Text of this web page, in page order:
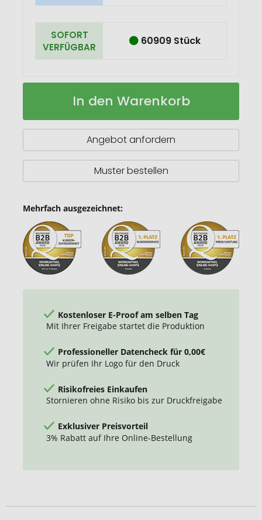
SOFORT
VERFÜGBAR
60909 Stück
Metall
Kugelschreiber
Dhabi
Auf
In den Warenkorb
Angebot anfordern
Muster bestellen
Mehrfach ausgezeichnet:
Kostenloser E-Proof am selben Tag
Mit Ihrer Freigabe startet die Produktion
Professioneller Datencheck für 0,00€
Wir prüfen Ihr Logo für den Druck
Risikofreies Einkaufen
Stornieren ohne Risiko bis zur Druckfreigabe
Exklusiver Preisvorteil
3% Rabatt auf Ihre Online-Bestellung